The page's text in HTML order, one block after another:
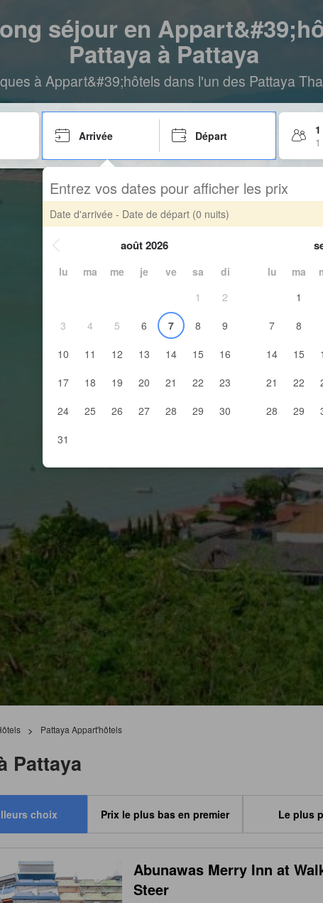
séjour en
Pattaya à Pattaya
à Appart&#39;hôtels dans l'un des Pattaya
Arrivée Départ
Entrez vos dates pour afficher les prix
Date d'arrivée - Date de départ (0 nuits)
août 2026
lu ma me je ve sa
di
1
2
3
4 5 6 7 8
9
10
11 12 13 14 15
16
17
18 19 20 21 22
23
24
25 26 27 28 29
30
31
lu ma
1
7
8
14
15
21
22
28
29
> Pattaya Appart'hôtels
Pattaya
choix Prix le plus bas en premier Le plus
Abunawas Merry Inn at
Steer